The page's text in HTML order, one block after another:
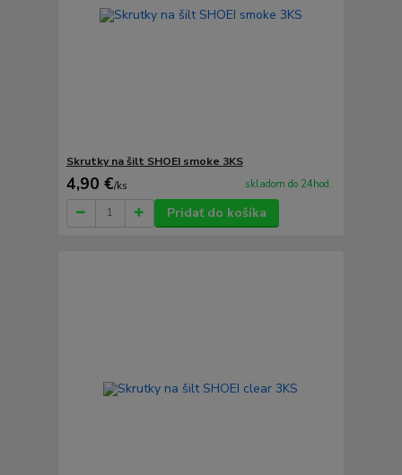
Skrutky na šilt SHOEI smoke 3KS
4,90 €/ks skladom do 24hod.
Pridať do košíka